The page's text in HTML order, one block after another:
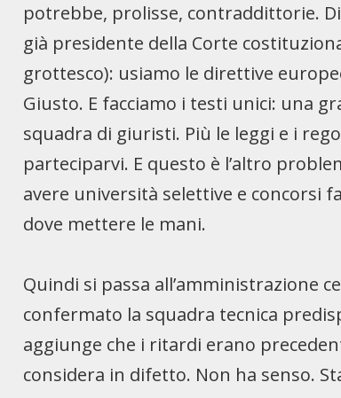
potrebbe, prolisse, contraddittorie.
già presidente della Corte
grottesco): usiamo le direttive
Giusto. E facciamo i testi unici: una
squadra di giuristi. Più le leggi e i
parteciparvi. E questo è l’altro
avere università selettive e concorsi
dove mettere le mani.
Quindi si passa all’amministrazione
confermato la squadra tecnica
aggiunge che i ritardi erano
considera in difetto. Non ha senso.